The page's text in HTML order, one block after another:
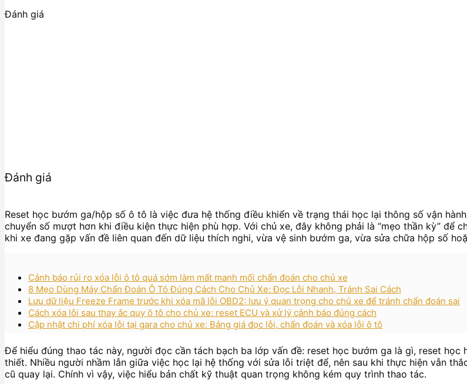
Đánh giá
Đánh giá
Reset học bướm ga/hộp số ô tô là việc đưa hệ thống điều khiển về trạng thái học lại thông số vận
chuyển số mượt hơn khi điều kiện thực hiện phù hợp. Với chủ xe, đây không phải là “mẹo thần kỳ” để
khi xe đang gặp vấn đề liên quan đến dữ liệu thích nghi, vừa vệ sinh bướm ga, vừa sửa chữa hộp số
Cảnh báo rủi ro xóa lỗi ô tô quá sớm làm mất manh mối chẩn đoán cho chủ xe
8 Mẹo Dùng Máy Chẩn Đoán Ô Tô Đúng Cách Cho Chủ Xe: Đọc Lỗi Nhanh, Tránh Sai Cách
Lưu dữ liệu Freeze Frame trước khi xóa mã lỗi OBD2: lưu ý quan trọng cho chủ xe để tránh chẩn đoán sai
Cách xóa lỗi sau thay ắc quy ô tô cho chủ xe: reset ECU và xử lý cảnh báo đúng cách
Cập nhật chi phí xóa lỗi tại gara cho chủ xe: Bảng giá đọc lỗi, chẩn đoán và xóa lỗi ô tô
Để hiểu đúng thao tác này, người đọc cần tách bạch ba lớp vấn đề: reset học bướm ga là gì, reset
thiết. Nhiều người nhầm lẫn giữa việc học lại hệ thống với sửa lỗi triệt để, nên sau khi thực hiện vẫn
cũ quay lại. Chính vì vậy, việc hiểu bản chất kỹ thuật quan trọng không kém quy trình thao tác.